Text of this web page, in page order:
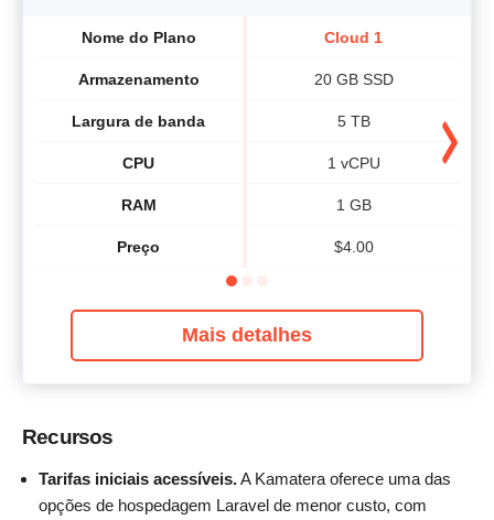
Nome do Plano
Armazenamento
Largura de banda
CPU
RAM
Preço
Cloud 1
20 GB SSD
5 TB
1 vCPU
1 GB
$4.00
Mais detalhes
Recursos
Tarifas iniciais acessíveis.A Kamatera oferece uma das
opções de hospedagem Laravel de menor custo, com